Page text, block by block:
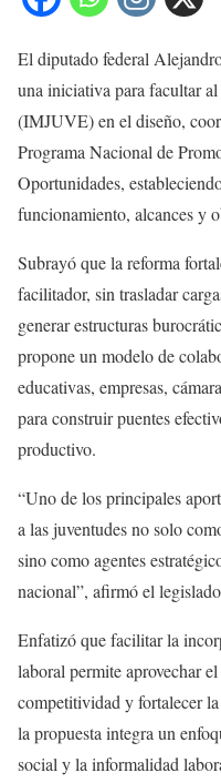
El diputado federal
una iniciativa para facultar
(IMJUVE) en el diseño,
Programa Nacional de
Oportunidades,
funcionamiento, alcances y
Subrayó que la reforma
facilitador, sin trasladar
generar estructuras
propone un modelo de
educativas, empresas,
para construir puentes
productivo.
“Uno de los principales
a las juventudes no solo
sino como agentes
nacional”, afirmó el
Enfatizó que facilitar la
laboral permite aprovechar
competitividad y fortalecer
la propuesta integra un
social y la informalidad